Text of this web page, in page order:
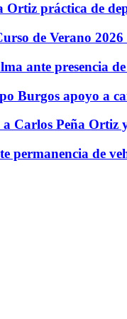
Ortiz práctica de
de Verano
ante presencia
Burgos apoyo a
Carlos Peña Ortiz
permanencia de